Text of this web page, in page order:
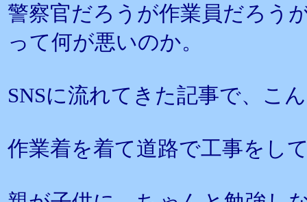
警察官だろうが作業員だろう
って何が悪いのか。
SNSに流れてきた記事で、こ
作業着を着て道路で工事をし